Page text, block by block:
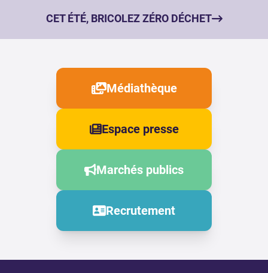
CET ÉTÉ, BRICOLEZ ZÉRO DÉCHET
Médiathèque
Espace presse
Marchés publics
Recrutement